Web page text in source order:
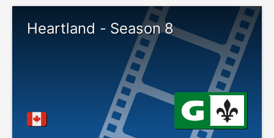
Heartland - Season 8